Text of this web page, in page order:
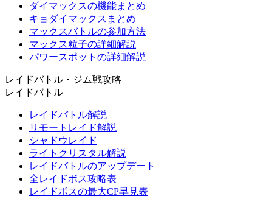
ダイマックスの機能まとめ
キョダイマックスまとめ
マックスバトルの参加方法
マックス粒子の詳細解説
パワースポットの詳細解説
レイドバトル・ジム戦攻略
レイドバトル
レイドバトル解説
リモートレイド解説
シャドウレイド
ライトクリスタル解説
レイドバトルのアップデート
全レイドボス攻略表
レイドボスの最大CP早見表